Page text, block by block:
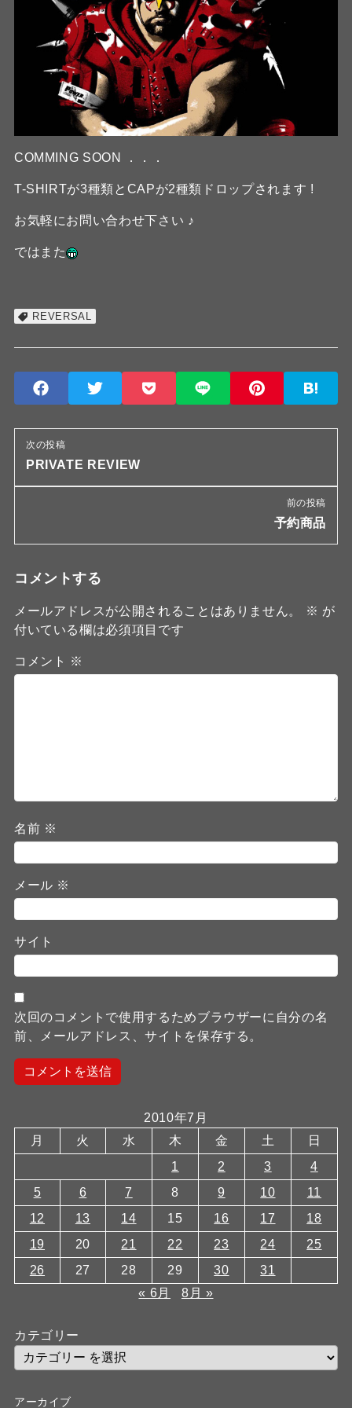
COMMING SOON ．．．
T-SHIRTが3種類とCAPが2種類ドロップされます !
お気軽にお問い合わせ下さい ♪
ではまた
REVERSAL
次の投稿
PRIVATE REVIEW
前の投稿
予約商品
コメントする
メールアドレスが公開されることはありません。 ※ が
付いている欄は必須項目です
コメント ※
名前 ※
メール ※
サイト
次回のコメントで使用するためブラウザーに自分の名
前、メールアドレス、サイトを保存する。
2010年7月
月
火 水 木 金 土
日
1
2 3
4
5
6 7 8 9 10
11
12
13 14 15 16 17
18
19
20 21 22 23 24
25
26
27 28 29 30
31
« 6月
8月 »
カテゴリー
アーカイブ